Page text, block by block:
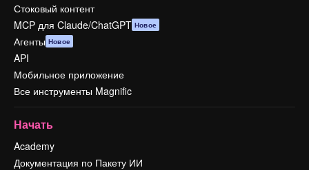
Стоковый контент
MCP для Claude/ChatGPT Новое
Агенты Новое
API
Мобильное приложение
Все инструменты Magnific
Начать
Academy
Документация по Пакету ИИ